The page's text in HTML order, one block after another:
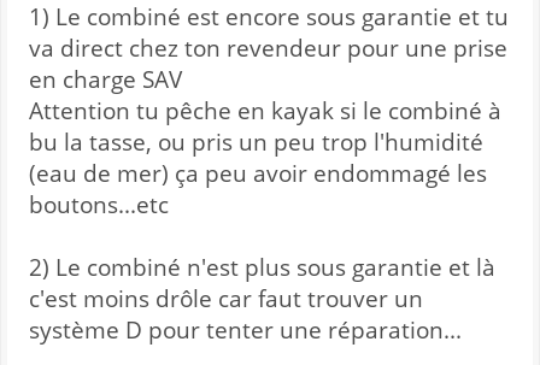
1) Le combiné est encore sous garantie et tu
va direct chez ton revendeur pour une prise
en charge SAV
Attention tu pêche en kayak si le combiné à
bu la tasse, ou pris un peu trop l'humidité
(eau de mer) ça peu avoir endommagé les
boutons...etc
2) Le combiné n'est plus sous garantie et là
c'est moins drôle car faut trouver un
système D pour tenter une réparation...